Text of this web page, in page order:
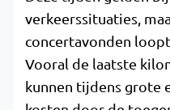
verkeerssituaties,
concertavonden
Vooral de laatste
kunnen tijdens grote